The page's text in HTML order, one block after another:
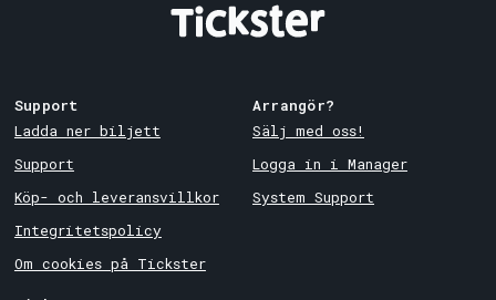
Support
Ladda ner biljett
Support
Köp- och leveransvillkor
Integritetspolicy
Om cookies på Tickster
Arrangör?
Sälj med oss!
Logga in i Manager
System Support